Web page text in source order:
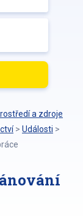
a zdroje
> Události >